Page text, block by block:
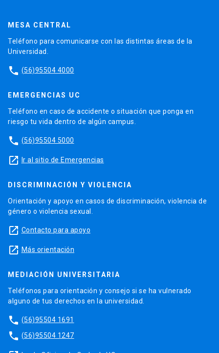
MESA CENTRAL
Teléfono para comunicarse con las distintas áreas de la
Universidad.
phone (56)95504 4000
EMERGENCIAS UC
Teléfono en caso de accidente o situación que ponga en
riesgo tu vida dentro de algún campus.
phone (56)95504 5000
launch Ir al sitio de Emergencias
DISCRIMINACIÓN Y VIOLENCIA
Orientación y apoyo en casos de discriminación, violencia de
género o violencia sexual.
launch Contacto para apoyo
launch Más orientación
MEDIACIÓN UNIVERSITARIA
Teléfonos para orientación y consejo si se ha vulnerado
alguno de tus derechos en la universidad.
phone (56)95504 1691
phone (56)95504 1247